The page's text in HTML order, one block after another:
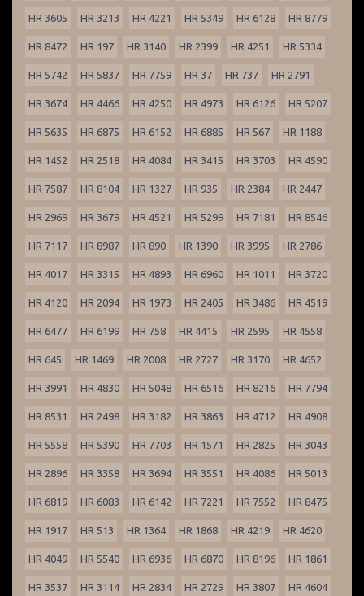
HR 3605 HR 3213 HR 4221 HR 5349 HR 6128 HR 8779
HR 8472 HR 197 HR 3140 HR 2399 HR 4251 HR 5334
HR 5742 HR 5837 HR 7759 HR 37 HR 737 HR 2791
HR 3674 HR 4466 HR 4250 HR 4973 HR 6126 HR 5207
HR 5635 HR 6875 HR 6152 HR 6885 HR 567 HR 1188
HR 1452 HR 2518 HR 4084 HR 3415 HR 3703 HR 4590
HR 7587 HR 8104 HR 1327 HR 935 HR 2384 HR 2447
HR 2969 HR 3679 HR 4521 HR 5299 HR 7181 HR 8546
HR 7117 HR 8987 HR 890 HR 1390 HR 3995 HR 2786
HR 4017 HR 3315 HR 4893 HR 6960 HR 1011 HR 3720
HR 4120 HR 2094 HR 1973 HR 2405 HR 3486 HR 4519
HR 6477 HR 6199 HR 758 HR 4415 HR 2595 HR 4558
HR 645 HR 1469 HR 2008 HR 2727 HR 3170 HR 4652
HR 3991 HR 4830 HR 5048 HR 6516 HR 8216 HR 7794
HR 8531 HR 2498 HR 3182 HR 3863 HR 4712 HR 4908
HR 5558 HR 5390 HR 7703 HR 1571 HR 2825 HR 3043
HR 2896 HR 3358 HR 3694 HR 3551 HR 4086 HR 5013
HR 6819 HR 6083 HR 6142 HR 7221 HR 7552 HR 8475
HR 1917 HR 513 HR 1364 HR 1868 HR 4219 HR 4620
HR 4049 HR 5540 HR 6936 HR 6870 HR 8196 HR 1861
HR 3537 HR 3114 HR 2834 HR 2729 HR 3807 HR 4604